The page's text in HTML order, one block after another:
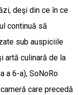
deşi din ce în ce
continuă să
sub auspiciile
artă culinară de la
a 6-a), SoNoRo
care precedă